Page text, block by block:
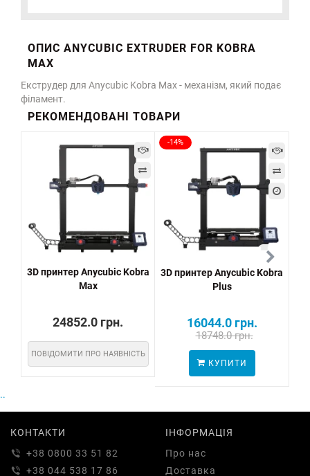
ОПИС ANYCUBIC EXTRUDER FOR KOBRA
MAX
Екструдер для Anycubic Kobra Max - механізм, який подає
філамент.
РЕКОМЕНДОВАНІ ТОВАРИ
3D принтер Anycubic Kobra
Max
24852.0 грн.
ПОВІДОМИТИ ПРО НАЯВНІСТЬ
-14%
3D принтер Anycubic Kobra
Plus
16044.0 грн.
18748.0 грн.
КУПИТИ
..
КОНТАКТИ
+38 0800 33 51 82
+38 044 538 17 86
ІНФОРМАЦІЯ
Про нас
Доставка